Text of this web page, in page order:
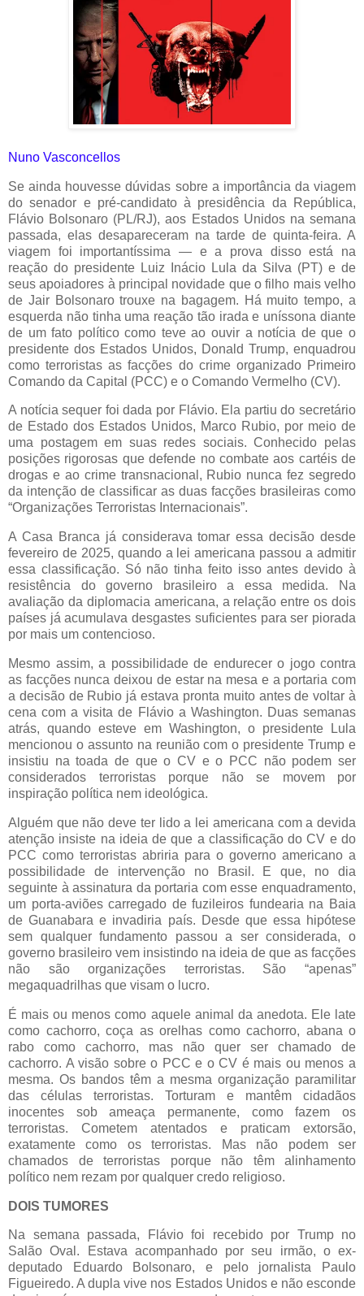
Nuno Vasconcellos
Se ainda houvesse dúvidas sobre a importância da viagem
do senador e pré-candidato à presidência da República,
Flávio Bolsonaro (PL/RJ), aos Estados Unidos na semana
passada, elas desapareceram na tarde de quinta-feira. A
viagem foi importantíssima — e a prova disso está na
reação do presidente Luiz Inácio Lula da Silva (PT) e de
seus apoiadores à principal novidade que o filho mais velho
de Jair Bolsonaro trouxe na bagagem. Há muito tempo, a
esquerda não tinha uma reação tão irada e uníssona diante
de um fato político como teve ao ouvir a notícia de que o
presidente dos Estados Unidos, Donald Trump, enquadrou
como terroristas as facções do crime organizado Primeiro
Comando da Capital (PCC) e o Comando Vermelho (CV).
A notícia sequer foi dada por Flávio. Ela partiu do secretário
de Estado dos Estados Unidos, Marco Rubio, por meio de
uma postagem em suas redes sociais. Conhecido pelas
posições rigorosas que defende no combate aos cartéis de
drogas e ao crime transnacional, Rubio nunca fez segredo
da intenção de classificar as duas facções brasileiras como
“Organizações Terroristas Internacionais”.
A Casa Branca já considerava tomar essa decisão desde
fevereiro de 2025, quando a lei americana passou a admitir
essa classificação. Só não tinha feito isso antes devido à
resistência do governo brasileiro a essa medida. Na
avaliação da diplomacia americana, a relação entre os dois
países já acumulava desgastes suficientes para ser piorada
por mais um contencioso.
Mesmo assim, a possibilidade de endurecer o jogo contra
as facções nunca deixou de estar na mesa e a portaria com
a decisão de Rubio já estava pronta muito antes de voltar à
cena com a visita de Flávio a Washington. Duas semanas
atrás, quando esteve em Washington, o presidente Lula
mencionou o assunto na reunião com o presidente Trump e
insistiu na toada de que o CV e o PCC não podem ser
considerados terroristas porque não se movem por
inspiração política nem ideológica.
Alguém que não deve ter lido a lei americana com a devida
atenção insiste na ideia de que a classificação do CV e do
PCC como terroristas abriria para o governo americano a
possibilidade de intervenção no Brasil. E que, no dia
seguinte à assinatura da portaria com esse enquadramento,
um porta-aviões carregado de fuzileiros fundearia na Baia
de Guanabara e invadiria país. Desde que essa hipótese
sem qualquer fundamento passou a ser considerada, o
governo brasileiro vem insistindo na ideia de que as facções
não são organizações terroristas. São “apenas”
megaquadrilhas que visam o lucro.
É mais ou menos como aquele animal da anedota. Ele late
como cachorro, coça as orelhas como cachorro, abana o
rabo como cachorro, mas não quer ser chamado de
cachorro. A visão sobre o PCC e o CV é mais ou menos a
mesma. Os bandos têm a mesma organização paramilitar
das células terroristas. Torturam e mantêm cidadãos
inocentes sob ameaça permanente, como fazem os
terroristas. Cometem atentados e praticam extorsão,
exatamente como os terroristas. Mas não podem ser
chamados de terroristas porque não têm alinhamento
político nem rezam por qualquer credo religioso.
DOIS TUMORES
Na semana passada, Flávio foi recebido por Trump no
Salão Oval. Estava acompanhado por seu irmão, o ex-
deputado Eduardo Bolsonaro, e pelo jornalista Paulo
Figueiredo. A dupla vive nos Estados Unidos e não esconde